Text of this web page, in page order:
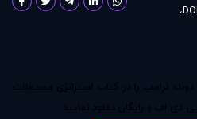
،
ترامپ را در کتاب استراتژی مستغلات
اف و رایگان دانلود نمایید